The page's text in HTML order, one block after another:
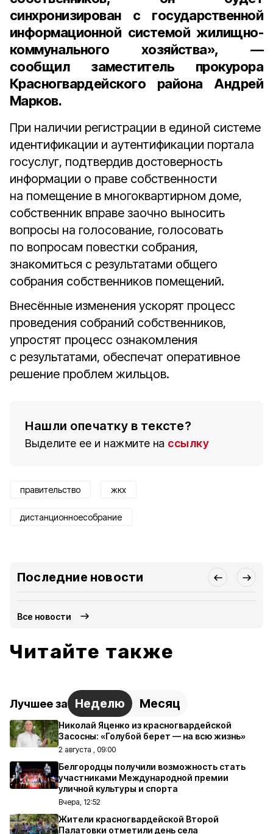
синхронизирован с государственной
информационной системой жилищно-
коммунального хозяйства», —
сообщил заместитель прокурора
Красногвардейского района Андрей
Марков.
При наличии регистрации в единой системе
идентификации и аутентификации портала
госуслуг, подтвердив достоверность
информации о праве собственности
на помещение в многоквартирном доме,
собственник вправе заочно выносить
вопросы на голосование, голосовать
по вопросам повестки собрания,
знакомиться с результатами общего
собрания собственников помещений.
Внесённые изменения ускорят процесс
проведения собраний собственников,
упростят процесс ознакомления
с результатами, обеспечат оперативное
решение проблем жильцов.
Нашли опечатку в тексте?
Выделите ее и нажмите на ссылку
правительство жкх
дистанционноесобрание
Последние новости
Все новости
Читайте также
Лучшее за Неделю Месяц
Николай Яценко из красногвардейской
Засосны: «Голубой берет — на всю жизнь»
2 августа , 09:00
Белгородцы получили возможность стать
участниками Международной премии
уличной культуры и спорта
Вчера, 12:52
Жители красногвардейской Второй
Палатовки отметили день села